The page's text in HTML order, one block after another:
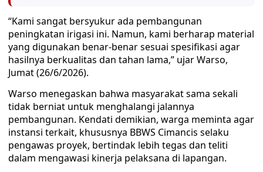
“Kami sangat bersyukur ada pembangunan
peningkatan irigasi ini. Namun, kami berharap material
yang digunakan benar-benar sesuai spesifikasi agar
hasilnya berkualitas dan tahan lama,” ujar Warso,
Jumat (26/6/2026).
Warso menegaskan bahwa masyarakat sama sekali
tidak berniat untuk menghalangi jalannya
pembangunan. Kendati demikian, warga meminta agar
instansi terkait, khususnya BBWS Cimancis selaku
pengawas proyek, bertindak lebih tegas dan teliti
dalam mengawasi kinerja pelaksana di lapangan.